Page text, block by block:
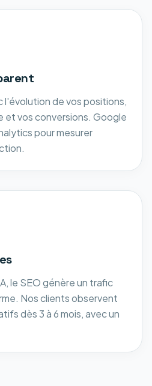
l'évolution de vos positions,
et vos conversions. Google
pour mesurer
le SEO génère un trafic
Nos clients observent
dès 3 à 6 mois, avec un